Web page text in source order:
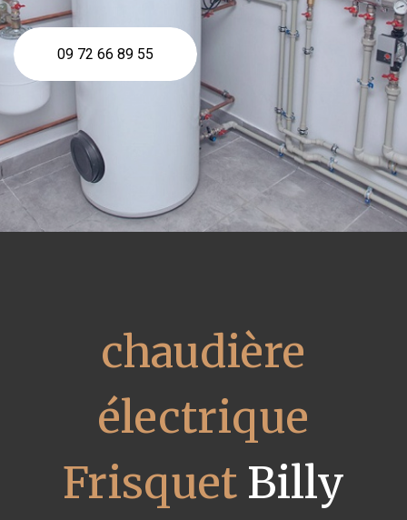
09 72 66 89 55
chaudière
électrique
FrisquetBilly